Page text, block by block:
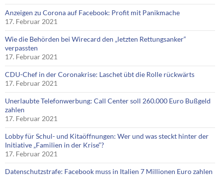
Anzeigen zu Corona auf Facebook: Profit mit Panikmache
17. Februar 2021
Wie die Behörden bei Wirecard den „letzten Rettungsanker“
verpassten
17. Februar 2021
CDU-Chef in der Coronakrise: Laschet übt die Rolle rückwärts
17. Februar 2021
Unerlaubte Telefonwerbung: Call Center soll 260.000 Euro Bußgeld
zahlen
17. Februar 2021
Lobby für Schul- und Kitaöffnungen: Wer und was steckt hinter der
Initiative „Familien in der Krise“?
17. Februar 2021
Datenschutzstrafe: Facebook muss in Italien 7 Millionen Euro zahlen